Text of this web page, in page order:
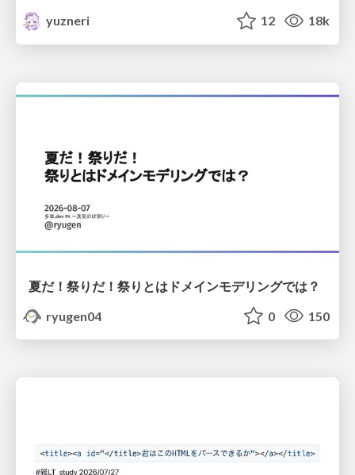
yuzneri
12 18k
夏だ！祭りだ！祭りとはドメインモデリングでは？
ryugen04
0 150